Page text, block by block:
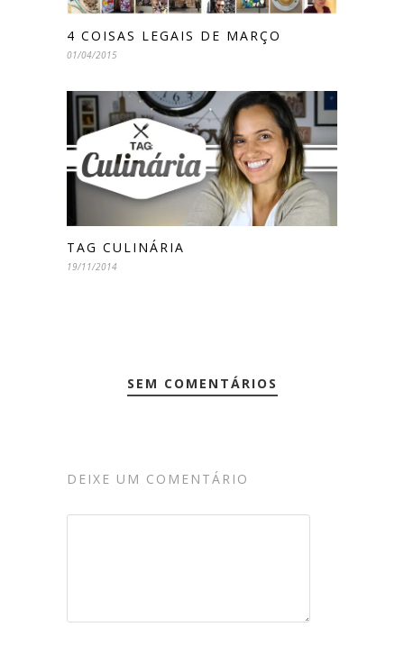
4 COISAS LEGAIS DE MARÇO
01/04/2015
TAG CULINÁRIA
19/11/2014
SEM COMENTÁRIOS
DEIXE UM COMENTÁRIO